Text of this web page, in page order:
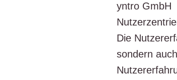
yntro GmbH
Die
son­dern